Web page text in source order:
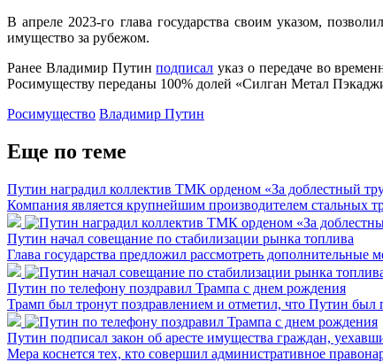
В апреле 2023-го глава государства своим указом,
имущество за рубежом.
Ранее Владимир Путинподписал указ о передаче во
Росимуществу переданы 100% долей «Силган Метал
Росимущество Владимир Путин
Еще по теме
Путин наградил коллектив ТМК орденом «За доблестный
Компания является крупнейшим производителем стальных
Путин начал совещание по стабилизации рынка топлива
Глава государства предложил рассмотреть дополнительные
Путин по телефону поздравил Трампа с днем рождения
Трамп был тронут поздравлением и отметил, что Путин
Путин подписал закон об аресте имущества граждан,
Мера коснется тех, кто совершил административное